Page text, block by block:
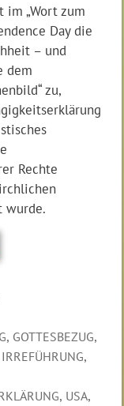
im „Wort zum
Day die
– und
dem
zu,
Rechte
wurde.
, GOTTESBEZUG,
IRREFÜHRUNG,
, USA,